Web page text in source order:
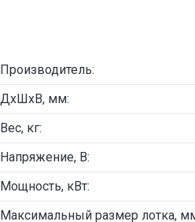
Производитель:
ДxШхВ, мм:
Вес, кг:
Напряжение, В:
Мощность, кВт:
Максимальный размер лотка,